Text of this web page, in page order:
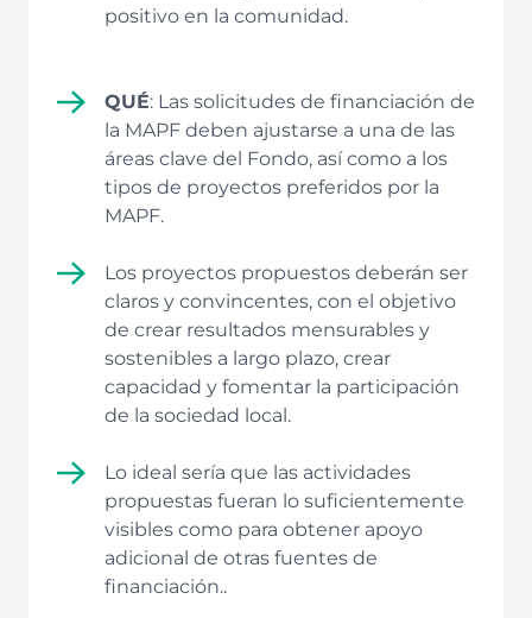
positivo en la comunidad.
QUÉ: Las solicitudes de financiación de
la MAPF deben ajustarse a una de las
áreas clave del Fondo, así como a los
tipos de proyectos preferidos por la
MAPF.
Los proyectos propuestos deberán ser
claros y convincentes, con el objetivo
de crear resultados mensurables y
sostenibles a largo plazo, crear
capacidad y fomentar la participación
de la sociedad local.
Lo ideal sería que las actividades
propuestas fueran lo suficientemente
visibles como para obtener apoyo
adicional de otras fuentes de
financiación..